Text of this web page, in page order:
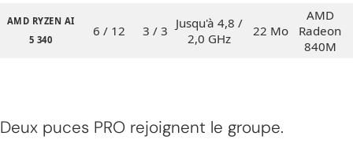
AMD RYZEN AI
5 340
6 / 12 3 / 3 Jusqu'à 4,8 /
2,0 GHz
22 Mo
AMD
Radeon
840M
Deux puces PRO rejoignent le groupe.